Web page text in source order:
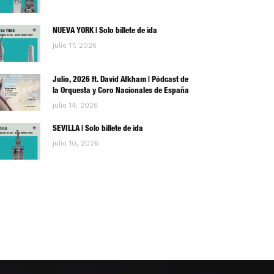
NUEVA YORK | Solo billete de ida
julio 17, 2026
Julio, 2026 ft. David Afkham | Pódcast de
la Orquesta y Coro Nacionales de España
julio 14, 2026
SEVILLA | Solo billete de ida
julio 10, 2026